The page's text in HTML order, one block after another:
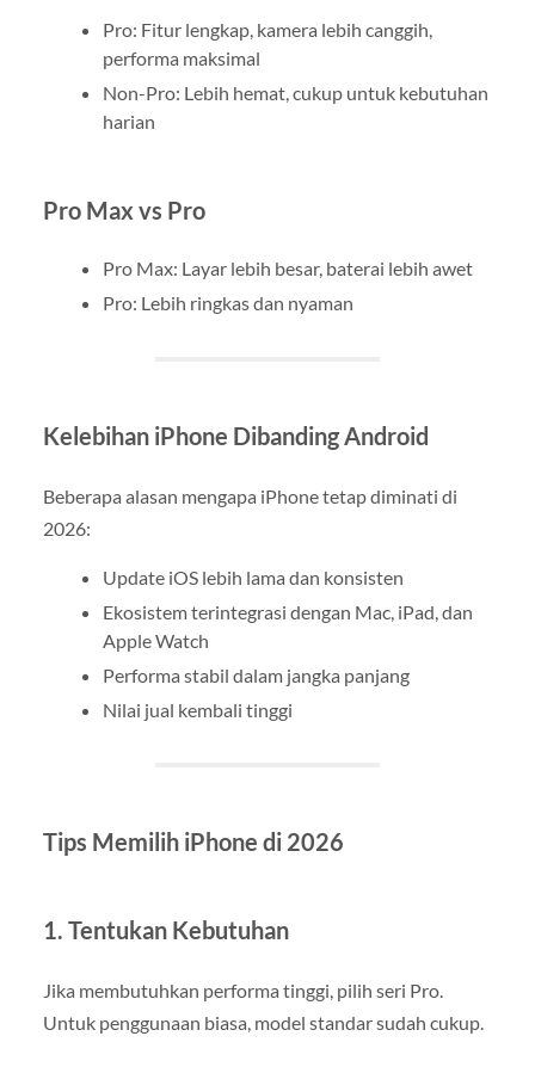
Pro: Fitur lengkap, kamera lebih canggih,
performa maksimal
Non-Pro: Lebih hemat, cukup untuk kebutuhan
harian
Pro Max vs Pro
Pro Max: Layar lebih besar, baterai lebih awet
Pro: Lebih ringkas dan nyaman
Kelebihan iPhone Dibanding Android
Beberapa alasan mengapa iPhone tetap diminati di
2026:
Update iOS lebih lama dan konsisten
Ekosistem terintegrasi dengan Mac, iPad, dan
Apple Watch
Performa stabil dalam jangka panjang
Nilai jual kembali tinggi
Tips Memilih iPhone di 2026
1. Tentukan Kebutuhan
Jika membutuhkan performa tinggi, pilih seri Pro.
Untuk penggunaan biasa, model standar sudah cukup.